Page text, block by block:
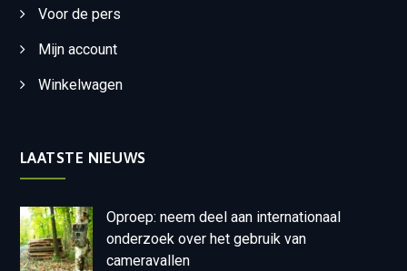
Voor de pers
Mijn account
Winkelwagen
LAATSTE NIEUWS
Oproep: neem deel aan internationaal
onderzoek over het gebruik van
cameravallen